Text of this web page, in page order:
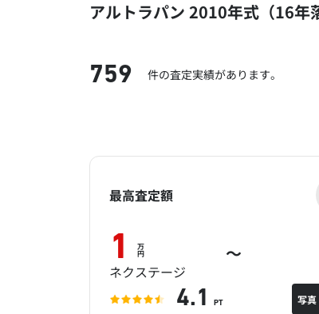
アルトラパン 2010年式（16年
759 件の査定実績があります。
最高査定額
1 万
円 ～
ネクステージ
4.1 PT 写真